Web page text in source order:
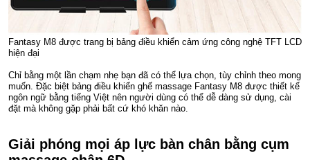
Fantasy M8 được trang bị bảng điều khiển cảm ứng công nghệ TFT LCD
hiện đại
Chỉ bằng một lần chạm nhẹ bạn đã có thể lựa chọn, tùy chỉnh theo mong
muốn. Đặc biệt bảng điều khiển ghế massage Fantasy M8 được thiết kế
ngôn ngữ bằng tiếng Việt nên người dùng có thể dễ dàng sử dụng, cài
đặt mà không gặp phải bất cứ khó khăn nào.
Giải phóng mọi áp lực bàn chân bằng cụm